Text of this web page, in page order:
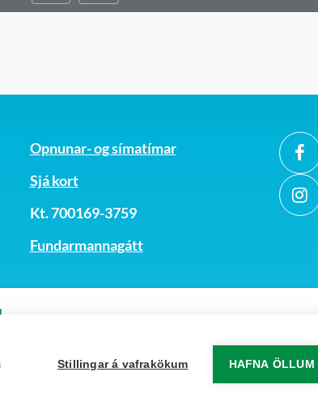
Stillingar á vafrakökum HAFNA ÖLLUM
Opnunar- og símatímar
Sjá kort
Kt. 700169-3759
Fundarmannagátt